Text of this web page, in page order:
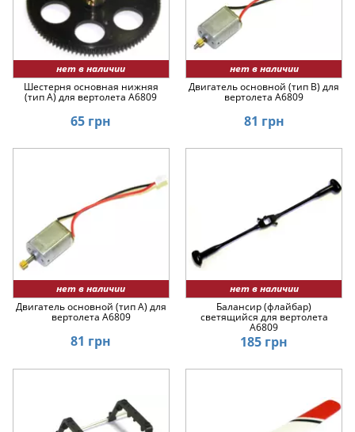
нет в наличии
Шестерня основная нижняя
(тип A) для вертолета A6809
65 грн
нет в наличии
Двигатель основной (тип B) для
вертолета A6809
81 грн
нет в наличии
Двигатель основной (тип A) для
вертолета A6809
81 грн
нет в наличии
Балансир (флайбар)
светящийся для вертолета
A6809
185 грн